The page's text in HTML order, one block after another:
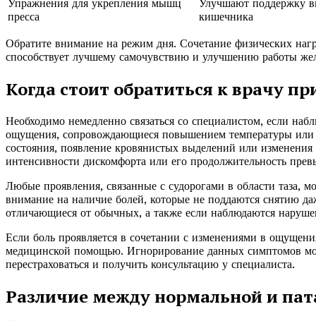
Упражнения для укрепления мышц
пресса
Улучшают поддержку
кишечника
Обратите внимание на режим дня. Сочетание физических
способствует лучшему самочувствию и улучшению работы
Когда стоит обратиться к врачу
Необходимо немедленно связаться со специалистом, если
ощущения, сопровождающиеся повышением температуры или
состояния, появление кровянистых выделений или
интенсивности дискомфорта или его продолжительность
Любые проявления, связанные с судорогами в области таза,
внимание на наличие болей, которые не поддаются снятию
отличающиеся от обычных, а также если наблюдаются
Если боль проявляется в сочетании с изменениями в
медицинской помощью. Игнорирование данных симптомов
перестраховаться и получить консультацию у специалиста.
Различие между нормальной и